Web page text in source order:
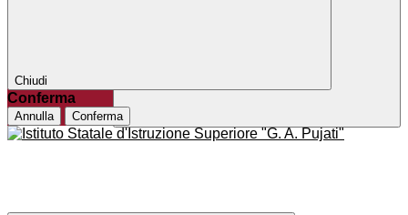
Chiudi
Conferma
Annulla Conferma